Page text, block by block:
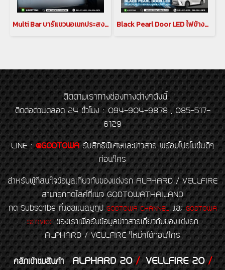
Multi Bar บาร์แขวนอเนกประสงค์ภายในรถ สำหรับรถยนต์ Lexus LM Black Pearl Door LED ไฟข้างประตู สำหรับ New Lexus LM รุ่นปี 2024
ติดตามเราทางช่องทางต่างๆดังนี้
ติดต่อด่วนตลอด 24 ชั่วโมง : 094-904-9878 , 085-517-
6129
LINE : @GODTOWA รับสิทธิพิเศษและข่าวสาร พร้อมโปรโมชั่นดีๆ
ก่อนใคร
สำหรับผู้ที่สนใจข้อมูลเกี่ยวกับของแต่งรถ ALPHARD / VELLFIRE
สามารถกดไลค์ที่เพจ GODTOWATHAILAND
กด Subscribe ที่แชลแนลยูทูป GODTOWA CHANNELและGODTOWA
SERVICEของเราเพื่อรับข้อมูลข่าวสารเกี่ยวกับของแต่งรถ
ALPHARD / VELLFIRE ใหม่ๆได้ก่อนใคร
คลิกเข้าชมสินค้า ALPHARD 20/VELLFIRE 20/